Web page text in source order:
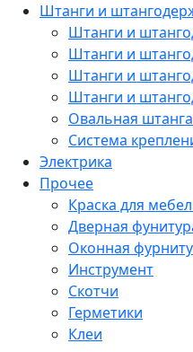
Штанги и
Штанги и
Штанги и
Штанги и
Штанги и
Овальная
Система
Электрика
Прочее
Краска для
Дверная
Оконная
Инструмент
Скотчи
Герметики
Клеи